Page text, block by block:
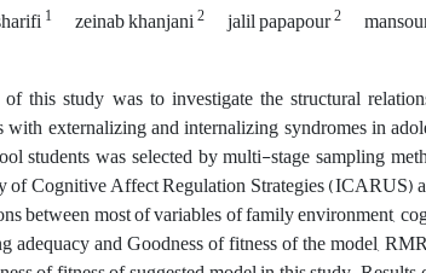
1 zeinab khanjani2 jalil papapour2
this study was to investigate the structural
with externalizing and internalizing syndromes in
students was selected by multi-stage sampling
of Cognitive Affect Regulation Strategies
between most of variables of family environment,
adequacy and Goodness of fitness of the model,